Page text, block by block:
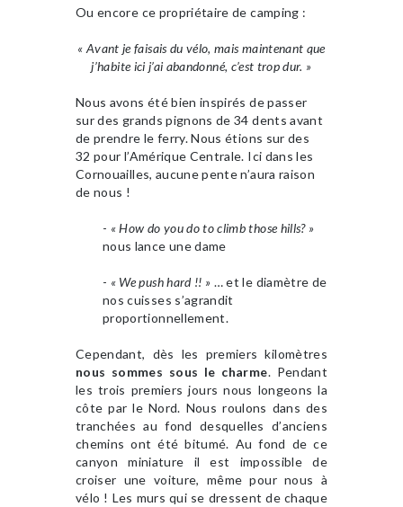
Ou encore ce propriétaire de camping :
« Avant je faisais du vélo, mais maintenant que
j’habite ici j’ai abandonné, c’est trop dur. »
Nous avons été bien inspirés de passer
sur des grands pignons de 34 dents avant
de prendre le ferry. Nous étions sur des
32 pour l’Amérique Centrale. Ici dans les
Cornouailles, aucune pente n’aura raison
de nous !
- « How do you do to climb those hills? »
nous lance une dame
- « We push hard !! » … et le diamètre de
nos cuisses s’agrandit
proportionnellement.
Cependant, dès les premiers kilomètres
nous sommes sous le charme. Pendant
les trois premiers jours nous longeons la
côte par le Nord. Nous roulons dans des
tranchées au fond desquelles d’anciens
chemins ont été bitumé. Au fond de ce
canyon miniature il est impossible de
croiser une voiture, même pour nous à
vélo ! Les murs qui se dressent de chaque